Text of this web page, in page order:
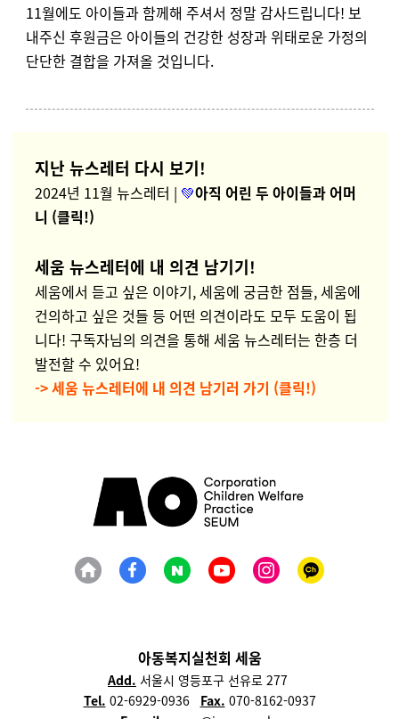
11월에도 아이들과 함께해 주셔서 정말 감사드립니다! 보
내주신 후원금은 아이들의 건강한 성장과 위태로운 가정의
단단한 결합을 가져올 것입니다.
지난 뉴스레터 다시 보기!
2024년 11월 뉴스레터 | 💚아직 어린 두 아이들과 어머
니 (클릭!)
세움 뉴스레터에 내 의견 남기기!
세움에서 듣고 싶은 이야기, 세움에 궁금한 점들, 세움에
건의하고 싶은 것들 등 어떤 의견이라도 모두 도움이 됩
니다! 구독자님의 의견을 통해 세움 뉴스레터는 한층 더
발전할 수 있어요!
-> 세움 뉴스레터에 내 의견 남기러 가기 (클릭!)
아동복지실천회 세움
Add. 서울시 영등포구 선유로 277
Tel. 02-6929-0936 Fax. 070-8162-0937